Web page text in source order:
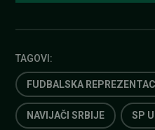
TAGOVI:
FUDBALSKA
NAVIJAČI SRBIJE SP